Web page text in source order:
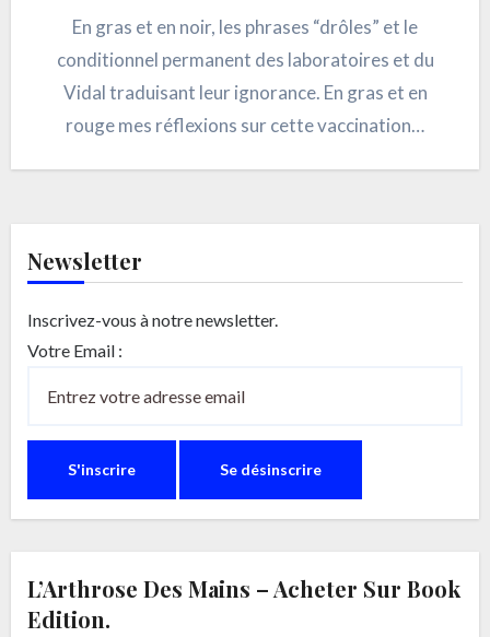
En gras et en noir, les phrases “drôles” et le
conditionnel permanent des laboratoires et du
Vidal traduisant leur ignorance. En gras et en
rouge mes réflexions sur cette vaccination…
Newsletter
Inscrivez-vous à notre newsletter.
Votre Email :
L’Arthrose Des Mains – Acheter Sur Book
Edition.